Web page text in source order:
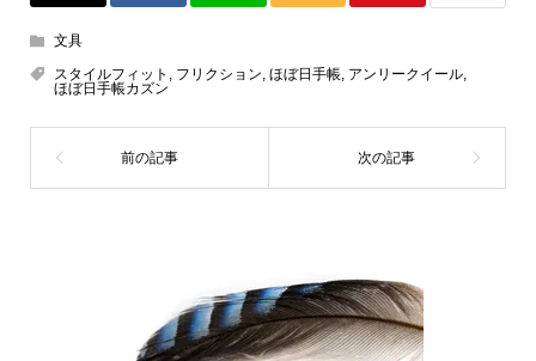
文具
スタイルフィット
フリクション ほぼ日手帳, アンリークイール,
ほぼ日手帳カズン